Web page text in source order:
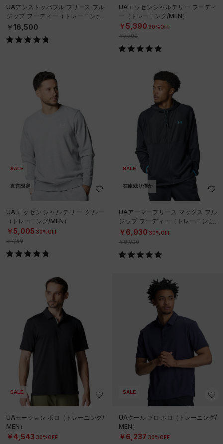
UAアンストッパブル フリース フル
ジップ フーディー（トレーニング/
MEN）
￥16,500
UAエッセンシャルテリー フーディ
ー（トレーニング/MEN）
￥5,390 30%OFF
￥7,700
SALE
直営限定
UAエッセンシャルテリー クルー
（トレーニング/MEN）
￥5,005 30%OFF
￥7,150
SALE
在庫残り僅か
UAアーマーフリース マックス フル
ジップ フーディー（トレーニング/
MEN）
￥6,930 30%OFF
￥9,900
SALE
UAモーション ポロ（トレーニング/
MEN）
￥4,543 30%OFF
SALE
UAクール プロ ポロ（トレーニング/
MEN）
￥6,237 30%OFF